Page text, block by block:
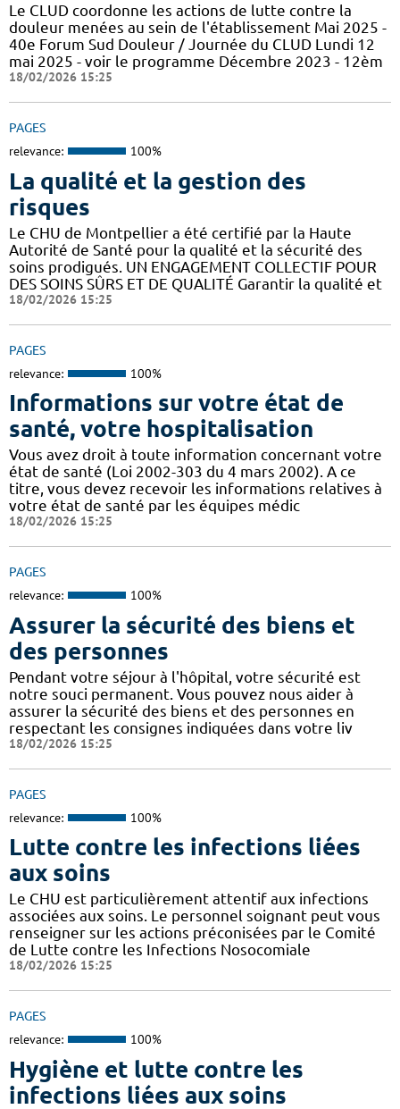
Le CLUD coordonne les actions de lutte contre la
douleur menées au sein de l'établissement Mai 2025 -
40e Forum Sud Douleur / Journée du CLUD Lundi 12
mai 2025 - voir le programme Décembre 2023 - 12èm
18/02/2026 15:25
PAGES
relevance: 100%
La qualité et la gestion des
risques
Le CHU de Montpellier a été certifié par la Haute
Autorité de Santé pour la qualité et la sécurité des
soins prodigués. UN ENGAGEMENT COLLECTIF POUR
DES SOINS SÛRS ET DE QUALITÉ Garantir la qualité et
18/02/2026 15:25
PAGES
relevance: 100%
Informations sur votre état de
santé, votre hospitalisation
Vous avez droit à toute information concernant votre
état de santé (Loi 2002-303 du 4 mars 2002). A ce
titre, vous devez recevoir les informations relatives à
votre état de santé par les équipes médic
18/02/2026 15:25
PAGES
relevance: 100%
Assurer la sécurité des biens et
des personnes
Pendant votre séjour à l'hôpital, votre sécurité est
notre souci permanent. Vous pouvez nous aider à
assurer la sécurité des biens et des personnes en
respectant les consignes indiquées dans votre liv
18/02/2026 15:25
PAGES
relevance: 100%
Lutte contre les infections liées
aux soins
Le CHU est particulièrement attentif aux infections
associées aux soins. Le personnel soignant peut vous
renseigner sur les actions préconisées par le Comité
de Lutte contre les Infections Nosocomiale
18/02/2026 15:25
PAGES
relevance: 100%
Hygiène et lutte contre les
infections liées aux soins